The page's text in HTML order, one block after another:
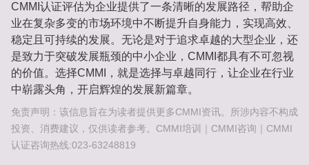
CMMI认证评估为企业提供了一条清晰的发展路径，帮助企
业在复杂多变的市场环境中不断提升自身能力，实现高效、
稳定且可持续的发展。无论是对于追求卓越的大型企业，还
是致力于突破发展瓶颈的中小企业，CMMI都具有不可忽视
的价值。选择CMMI，就是选择与卓越同行，让企业在行业
中崭露头角，开启辉煌的发展新篇章。
免责声明：该信息旨在为读者提供更多CMMI资讯。所涉内容不构成
投资、消费建议，仅供读者参考。CMMI培训｜CMMI咨询｜CMMI
认证咨询热线:023-63248819